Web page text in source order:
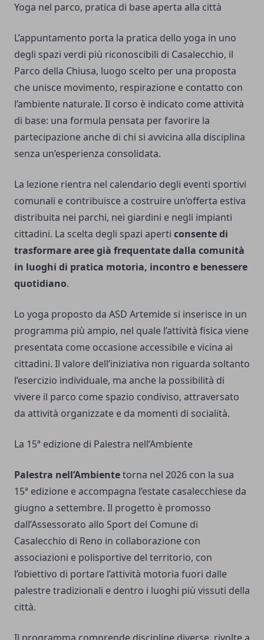
Yoga nel parco, pratica di base aperta alla città
L’appuntamento porta la pratica dello yoga in uno
degli spazi verdi più riconoscibili di Casalecchio, il
Parco della Chiusa, luogo scelto per una proposta
che unisce movimento, respirazione e contatto con
l’ambiente naturale. Il corso è indicato come attività
di base: una formula pensata per favorire la
partecipazione anche di chi si avvicina alla disciplina
senza un’esperienza consolidata.
La lezione rientra nel calendario degli eventi sportivi
comunali e contribuisce a costruire un’offerta estiva
distribuita nei parchi, nei giardini e negli impianti
cittadini. La scelta degli spazi aperti consente di
trasformare aree già frequentate dalla comunità
in luoghi di pratica motoria, incontro e benessere
quotidiano.
Lo yoga proposto da ASD Artemide si inserisce in un
programma più ampio, nel quale l’attività fisica viene
presentata come occasione accessibile e vicina ai
cittadini. Il valore dell’iniziativa non riguarda soltanto
l’esercizio individuale, ma anche la possibilità di
vivere il parco come spazio condiviso, attraversato
da attività organizzate e da momenti di socialità.
La 15ª edizione di Palestra nell’Ambiente
Palestra nell’Ambientetorna nel 2026 con la sua
15ª edizione e accompagna l’estate casalecchiese da
giugno a settembre. Il progetto è promosso
dall’Assessorato allo Sport del Comune di
Casalecchio di Reno in collaborazione con
associazioni e polisportive del territorio, con
l’obiettivo di portare l’attività motoria fuori dalle
palestre tradizionali e dentro i luoghi più vissuti della
città.